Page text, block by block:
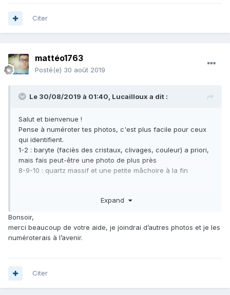
Citer
mattéo1763
Posté(e) 30 août 2019
Le 30/08/2019 à 01:40, Lucailloux a dit :
Salut et bienvenue !
Pense à numéroter tes photos, c'est plus facile pour ceux
qui identifient.
1-2 : baryte (faciès des cristaux, clivages, couleur) a priori,
mais fais peut-être une photo de plus près
8-9-10 : quartz massif et une petite mâchoire à la fin
Expand
Bonsoir,
merci beaucoup de votre aide, je joindrai d’autres photos et je les
numéroterais à l’avenir.
Citer